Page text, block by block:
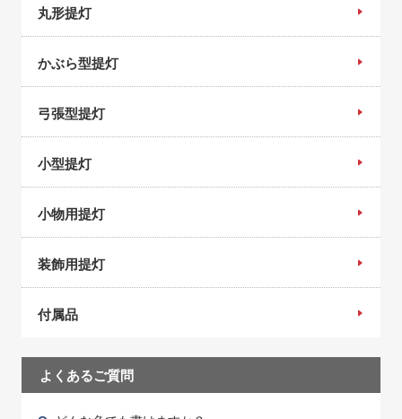
丸形提灯
かぶら型提灯
弓張型提灯
小型提灯
小物用提灯
装飾用提灯
付属品
よくあるご質問